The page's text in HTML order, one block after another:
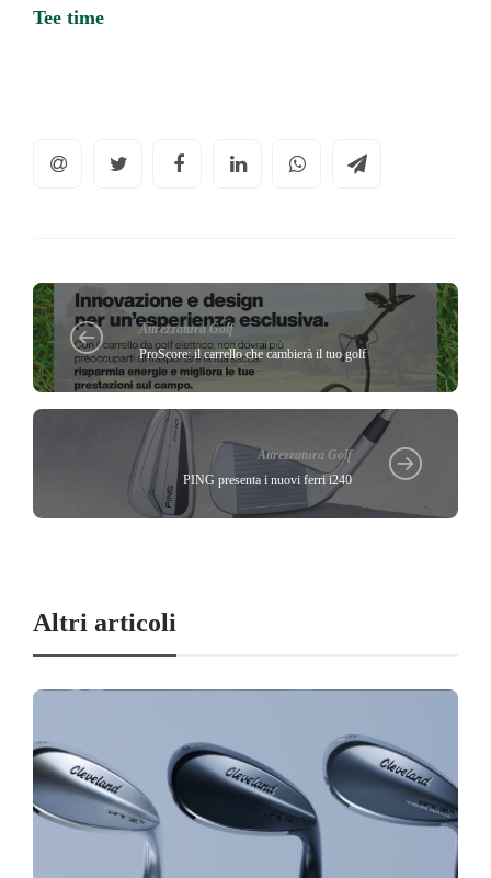
Tee time
Attrezzatura Golf
ProScore: il carrello che cambierà il tuo golf
Attrezzatura Golf
PING presenta i nuovi ferri i240
Altri articoli